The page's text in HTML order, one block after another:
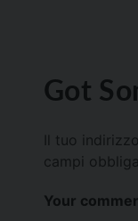
Got
Il tuo
campi
Your